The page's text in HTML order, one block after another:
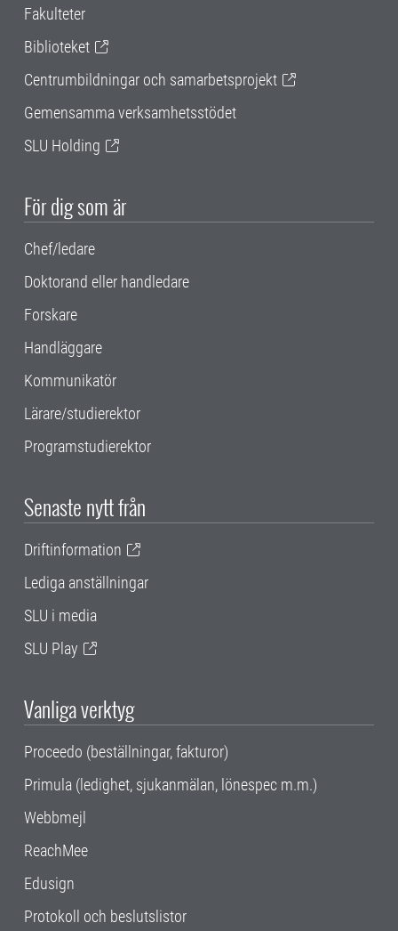
Fakulteter
Biblioteket
Centrumbildningar och samarbetsprojekt
Gemensamma verksamhetsstödet
SLU Holding
För dig som är
Chef/ledare
Doktorand eller handledare
Forskare
Handläggare
Kommunikatör
Lärare/studierektor
Programstudierektor
Senaste nytt från
Driftinformation
Lediga anställningar
SLU i media
SLU Play
Vanliga verktyg
Proceedo (beställningar, fakturor)
Primula (ledighet, sjukanmälan, lönespec m.m.)
Webbmejl
ReachMee
Edusign
Protokoll och beslutslistor